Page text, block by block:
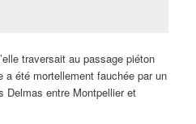
traversait au passage piéton
été mortellement fauchée par un
Delmas entre Montpellier et